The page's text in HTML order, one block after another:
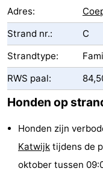
Hotels
Vakantiehuizen
Noordduinen
Duinrell
Last
minutes
Strand
Adres:
Strand nr.:
C
Strandtype:
RWS paal:
Honden op
Honden zijn
Katwijk tijdens de
oktober tussen